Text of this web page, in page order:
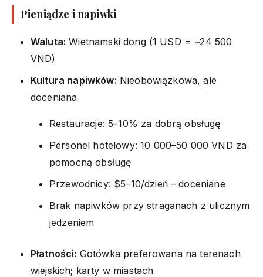
Pieniądze i napiwki
Waluta: Wietnamski dong (1 USD = ~24 500
VND)
Kultura napiwków: Nieobowiązkowa, ale
doceniana
Restauracje: 5–10% za dobrą obsługę
Personel hotelowy: 10 000–50 000 VND za
pomocną obsługę
Przewodnicy: $5–10/dzień – doceniane
Brak napiwków przy straganach z ulicznym
jedzeniem
Płatności: Gotówka preferowana na terenach
wiejskich; karty w miastach